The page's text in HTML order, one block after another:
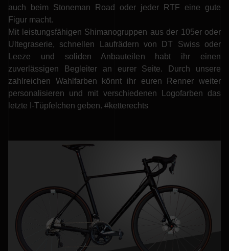
auch beim Stoneman Road oder jeder RTF eine gute
Figur macht.
Mit leistungsfähigen Shimanogruppen aus der 105er oder
Ultegraserie, schnellen Laufrädern von DT Swiss oder
Leeze und soliden Anbauteilen habt ihr einen
zuverlässigen Begleiter an eurer Seite. Durch unsere
zahlreichen Wahlfarben könnt ihr euren Renner weiter
personalisieren und mit verschiedenen Logofarben das
letzte I-Tüpfelchen geben. #ketterechts